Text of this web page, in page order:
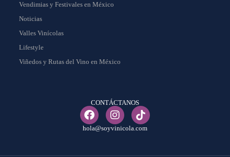
Vendimias y Festivales en México
Noticias
Valles Vinícolas
Lifestyle
Viñedos y Rutas del Vino en México
CONTÁCTANOS
hola@soyvinicola.com